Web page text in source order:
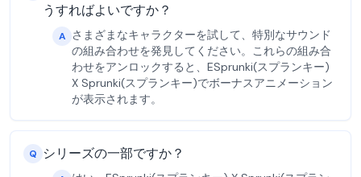
うすればよいですか？
A
さまざまなキャラクターを試して、特別なサウンド
の組み合わせを発見してください。これらの組み合
わせをアンロックすると、ESprunki(スプランキー)
X Sprunki(スプランキー)でボーナスアニメーション
が表示されます。
Q シリーズの一部ですか？